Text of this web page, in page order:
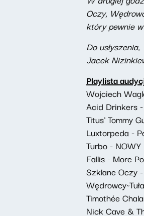
Oczy,
który pewnie
Do usłyszenia,
Jacek
Playlista
Wojciech
Acid Drinkers
Titus' Tommy
Luxtorpeda -
Turbo -
Fallis - More
Szklane Oczy
Timothée
Nick Cave &